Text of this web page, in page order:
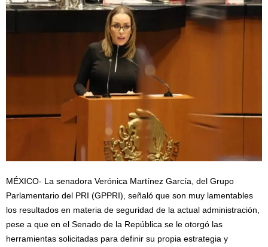
MÉXICO- La senadora Verónica Martínez García, del Grupo
Parlamentario del PRI (GPPRI), señaló que son muy lamentables
los resultados en materia de seguridad de la actual administración,
pese a que en el Senado de la República se le otorgó las
herramientas solicitadas para definir su propia estrategia y